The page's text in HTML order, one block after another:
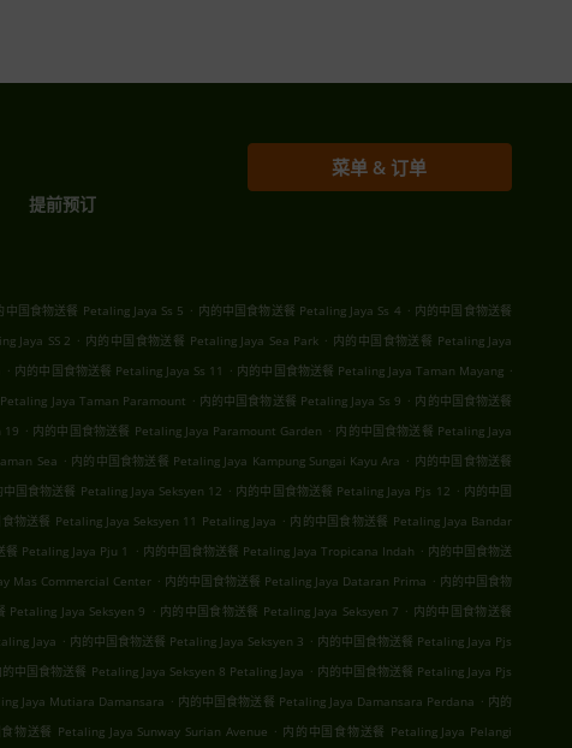
提前预订
菜单 & 订单
中国食物送餐 Petaling Jaya Ss 5 . 内的中国食物送餐 Petaling Jaya Ss 4 . 内的中国食物送餐
Jaya SS 2 . 内的中国食物送餐 Petaling Jaya Sea Park . 内的中国食物送餐 Petaling Jaya
. 内的中国食物送餐 Petaling Jaya Ss 11 . 内的中国食物送餐 Petaling Jaya Taman Mayang .
Jaya Taman Paramount . 内的中国食物送餐 Petaling Jaya Ss 9 . 内的中国食物送餐
19 . 内的中国食物送餐 Petaling Jaya Paramount Garden . 内的中国食物送餐 Petaling Jaya
Sea . 内的中国食物送餐 Petaling Jaya Kampung Sungai Kayu Ara . 内的中国食物送餐
中国食物送餐 Petaling Jaya Seksyen 12 . 内的中国食物送餐 Petaling Jaya Pjs 12 . 内的中国
食物送餐 Petaling Jaya Seksyen 11 Petaling Jaya . 内的中国食物送餐 Petaling Jaya Bandar
餐 Petaling Jaya Pju 1 . 内的中国食物送餐 Petaling Jaya Tropicana Indah . 内的中国食物送
Mas Commercial Center . 内的中国食物送餐 Petaling Jaya Dataran Prima . 内的中国食物
Petaling Jaya Seksyen 9 . 内的中国食物送餐 Petaling Jaya Seksyen 7 . 内的中国食物送餐
Jaya . 内的中国食物送餐 Petaling Jaya Seksyen 3 . 内的中国食物送餐 Petaling Jaya Pjs
的中国食物送餐 Petaling Jaya Seksyen 8 Petaling Jaya . 内的中国食物送餐 Petaling Jaya Pjs
Jaya Mutiara Damansara . 内的中国食物送餐 Petaling Jaya Damansara Perdana . 内的
物送餐 Petaling Jaya Sunway Surian Avenue . 内的中国食物送餐 Petaling Jaya Pelangi